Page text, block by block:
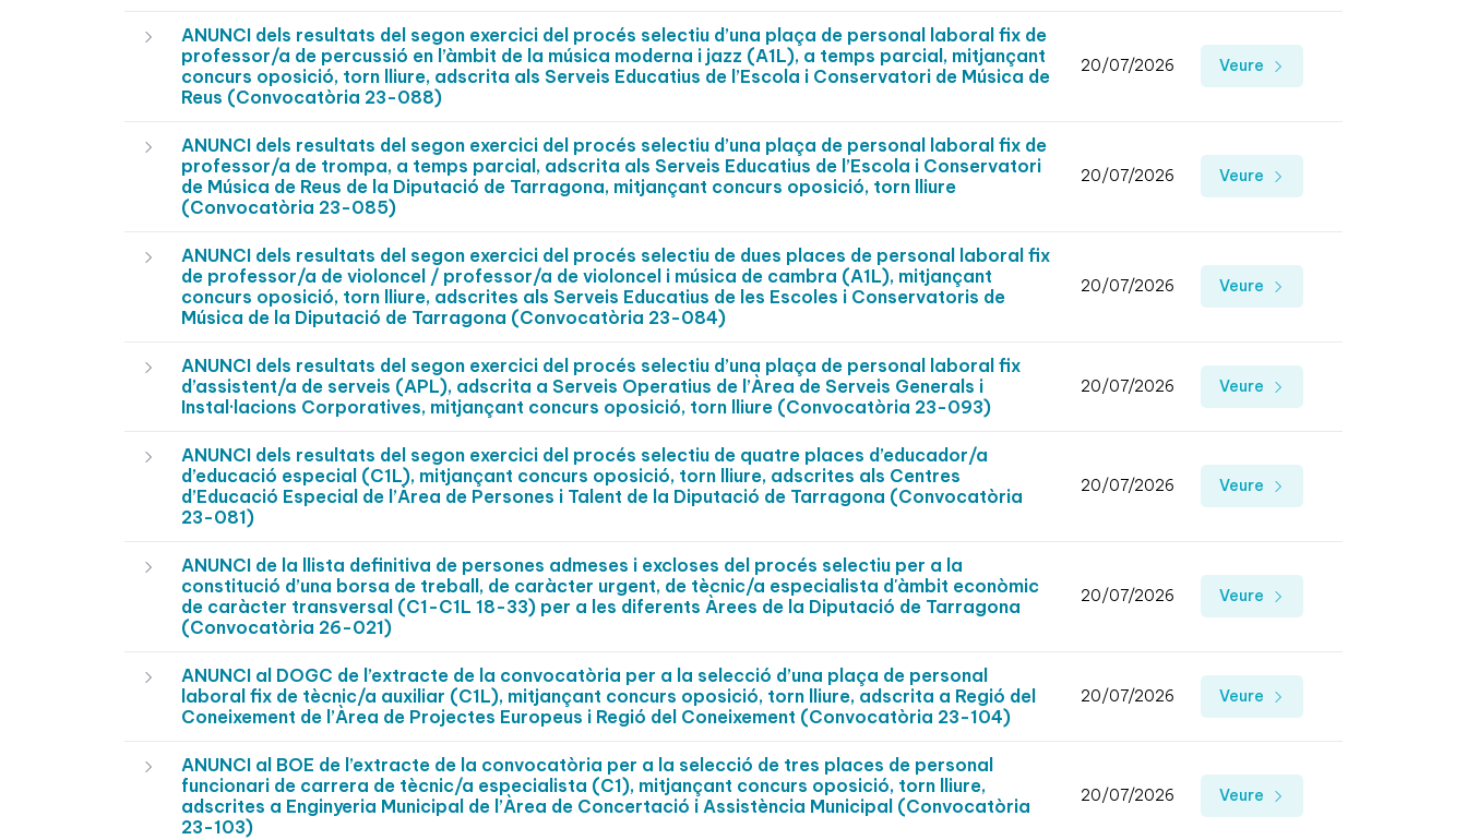
ANUNCI dels resultats del segon exercici del procés selectiu d’una plaça de personal laboral fix de
professor/a de percussió en l’àmbit de la música moderna i jazz (A1L), a temps parcial, mitjançant
concurs oposició, torn lliure, adscrita als Serveis Educatius de l’Escola i Conservatori de Música de
Reus (Convocatòria 23-088)
20/07/2026 Veure
ANUNCI dels resultats del segon exercici del procés selectiu d’una plaça de personal laboral fix de
professor/a de trompa, a temps parcial, adscrita als Serveis Educatius de l’Escola i Conservatori
de Música de Reus de la Diputació de Tarragona, mitjançant concurs oposició, torn lliure
(Convocatòria 23-085)
20/07/2026 Veure
ANUNCI dels resultats del segon exercici del procés selectiu de dues places de personal laboral fix
de professor/a de violoncel / professor/a de violoncel i música de cambra (A1L), mitjançant
concurs oposició, torn lliure, adscrites als Serveis Educatius de les Escoles i Conservatoris de
Música de la Diputació de Tarragona (Convocatòria 23-084)
20/07/2026 Veure
ANUNCI dels resultats del segon exercici del procés selectiu d’una plaça de personal laboral fix
d’assistent/a de serveis (APL), adscrita a Serveis Operatius de l’Àrea de Serveis Generals i
Instal·lacions Corporatives, mitjançant concurs oposició, torn lliure (Convocatòria 23-093)
20/07/2026 Veure
ANUNCI dels resultats del segon exercici del procés selectiu de quatre places d’educador/a
d’educació especial (C1L), mitjançant concurs oposició, torn lliure, adscrites als Centres
d’Educació Especial de l’Àrea de Persones i Talent de la Diputació de Tarragona (Convocatòria
23-081)
20/07/2026 Veure
ANUNCI de la llista definitiva de persones admeses i excloses del procés selectiu per a la
constitució d’una borsa de treball, de caràcter urgent, de tècnic/a especialista d'àmbit econòmic
de caràcter transversal (C1-C1L 18-33) per a les diferents Àrees de la Diputació de Tarragona
(Convocatòria 26-021)
20/07/2026 Veure
ANUNCI al DOGC de l’extracte de la convocatòria per a la selecció d’una plaça de personal
laboral fix de tècnic/a auxiliar (C1L), mitjançant concurs oposició, torn lliure, adscrita a Regió del
Coneixement de l’Àrea de Projectes Europeus i Regió del Coneixement (Convocatòria 23-104)
20/07/2026 Veure
ANUNCI al BOE de l’extracte de la convocatòria per a la selecció de tres places de personal
funcionari de carrera de tècnic/a especialista (C1), mitjançant concurs oposició, torn lliure,
adscrites a Enginyeria Municipal de l’Àrea de Concertació i Assistència Municipal (Convocatòria
23-103)
20/07/2026 Veure